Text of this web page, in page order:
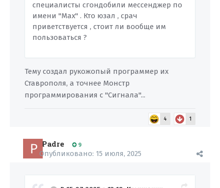
специалисты сгондобили мессенджер по
имени "Max" . Кто юзал , срач
приветствуется , стоит ли вообще им
пользоваться ?
Тему создал рукожопый программер их
Ставрополя, а точнее Монстр
программирования с "Сигнала"...
4 1
Padre 9
Опубликовано: 15 июля, 2025